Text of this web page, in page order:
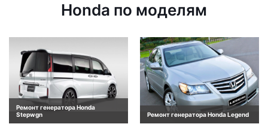
Honda по моделям
Ремонт генератора Honda
Stepwgn
Ремонт генератора Honda Legend